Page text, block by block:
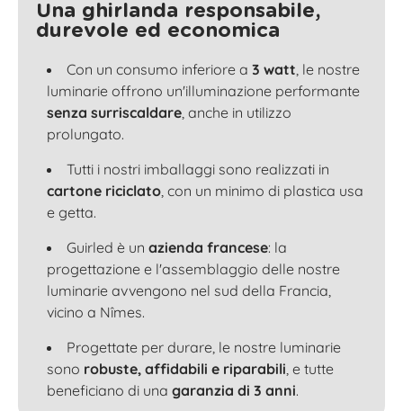
Una ghirlanda responsabile,
durevole ed economica
Con un consumo inferiore a 3 watt, le nostre
luminarie offrono un'illuminazione performante
senza surriscaldare, anche in utilizzo
prolungato.
Tutti i nostri imballaggi sono realizzati in
cartone riciclato, con un minimo di plastica usa
e getta.
Guirled è un azienda francese: la
progettazione e l'assemblaggio delle nostre
luminarie avvengono nel sud della Francia,
vicino a Nîmes.
Progettate per durare, le nostre luminarie
sono robuste, affidabili e riparabili, e tutte
beneficiano di una garanzia di 3 anni.